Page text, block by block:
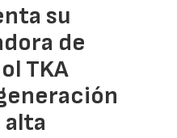
su
de
TKA
alta